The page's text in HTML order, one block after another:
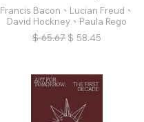
Francis Bacon、Lucian Freud、
David Hockney、Paula Rego
$ 65.67 $ 58.45